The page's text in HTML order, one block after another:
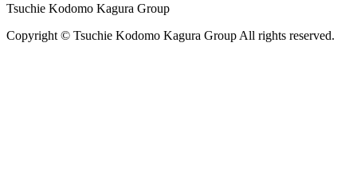
Tsuchie Kodomo Kagura Group
Copyright © Tsuchie Kodomo Kagura Group All rights reserved.